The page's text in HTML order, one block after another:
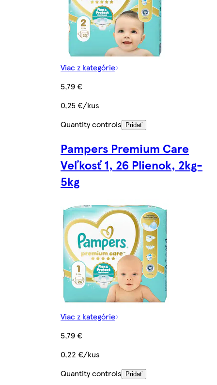
Viac z kategórie
5,79 €
0,25 €/kus
Quantity controls
Pridať
Pampers Premium Care
Veľkosť 1, 26 Plienok, 2kg-
5kg
Viac z kategórie
5,79 €
0,22 €/kus
Quantity controls
Pridať